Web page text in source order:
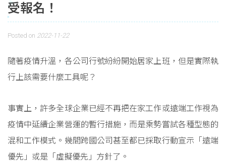
受報名！
Posted on 2022-11-22
隨著疫情升溫，各公司行號紛紛開始居家上班，但是實際執
行上該需要什麼工具呢？
事實上，許多全球企業已經不再把在家工作或遠端工作視為
疫情中延續企業營運的暫行措施，而是乘勢嘗試各種型態的
混和工作模式。幾間跨國公司甚至都已採取行動宣示「遠端
優先」或是「虛擬優先」方針了。